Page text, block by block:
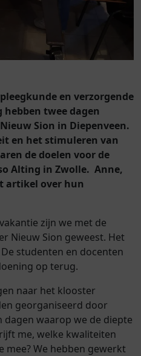
en verzorgende
twee dagen
Sion in Diepenveen.
en het stimuleren van
de doelen voor de
Alting in Zwolle. Anne,
artikel over hun
zijn we met de
Nieuw Sion geweest. Het
studenten en docenten
op terug.
naar het klooster
georganiseerd door
waarop we de diepte
me, welke kwaliteiten
mee? We hebben gewerkt